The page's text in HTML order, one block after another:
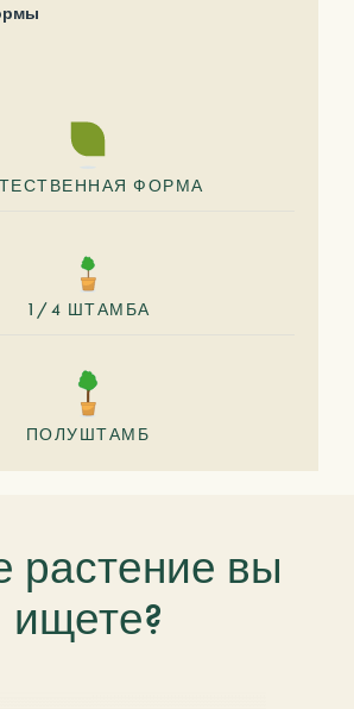
ФОРМА
1/4 ШТАМБА
ПОЛУШТАМБ
растение вы
ищете?